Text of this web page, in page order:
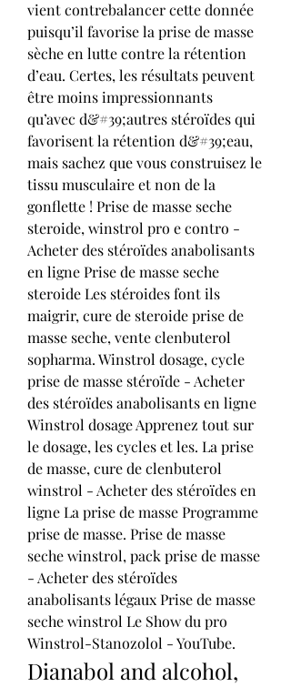
vient contrebalancer cette donnée
puisqu’il favorise la prise de masse
sèche en lutte contre la rétention
d’eau. Certes, les résultats peuvent
être moins impressionnants
qu’avec d&#39;autres stéroïdes qui
favorisent la rétention d&#39;eau,
mais sachez que vous construisez le
tissu musculaire et non de la
gonflette ! Prise de masse seche
steroide, winstrol pro e contro -
Acheter des stéroïdes anabolisants
en ligne Prise de masse seche
steroide Les stéroides font ils
maigrir, cure de steroide prise de
masse seche, vente clenbuterol
sopharma. Winstrol dosage, cycle
prise de masse stéroïde - Acheter
des stéroïdes anabolisants en ligne
Winstrol dosage Apprenez tout sur
le dosage, les cycles et les. La prise
de masse, cure de clenbuterol
winstrol - Acheter des stéroïdes en
ligne La prise de masse Programme
prise de masse. Prise de masse
seche winstrol, pack prise de masse
- Acheter des stéroïdes
anabolisants légaux Prise de masse
seche winstrol Le Show du pro
Winstrol-Stanozolol - YouTube.
Dianabol and alcohol,